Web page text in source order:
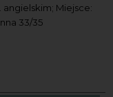
Miejsce:
33/35
XXVIII